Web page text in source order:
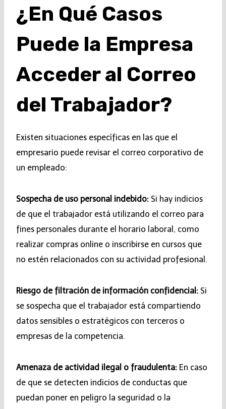
¿En Qué Casos
Puede la Empresa
Acceder al Correo
del Trabajador?
Existen situaciones específicas en las que el
empresario puede revisar el correo corporativo de
un empleado:
Sospecha de uso personal indebido: Si hay indicios
de que el trabajador está utilizando el correo para
fines personales durante el horario laboral, como
realizar compras online o inscribirse en cursos que
no estén relacionados con su actividad profesional.
Riesgo de filtración de información confidencial: Si
se sospecha que el trabajador está compartiendo
datos sensibles o estratégicos con terceros o
empresas de la competencia.
Amenaza de actividad ilegal o fraudulenta: En caso
de que se detecten indicios de conductas que
puedan poner en peligro la seguridad o la